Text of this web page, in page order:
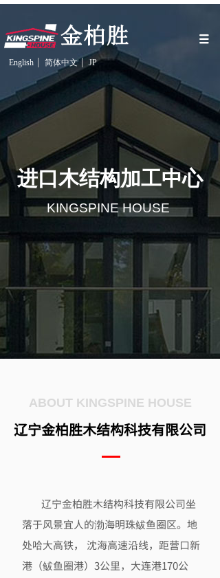
KINGSPINE HOUSE
进口木结构加工中心
English 简体中文 JP
辽宁金柏胜木结构科技有限公司
辽宁金柏胜木结构科技有限公司坐
落于风景宜人的渤海明珠鲅鱼圈区。地
处哈大高铁， 沈海高速沿线，距营口新
港（鲅鱼圈港）3公里，大连港170公
ABOUT KINGSPINE HOUSE